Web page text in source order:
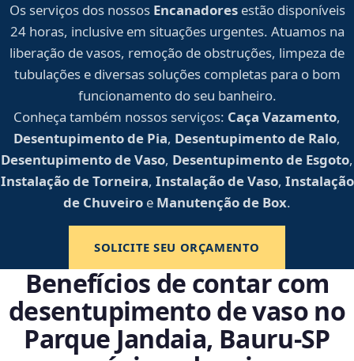
Os serviços dos nossos Encanadoresestão disponíveis
24 horas, inclusive em situações urgentes. Atuamos na
liberação de vasos, remoção de obstruções, limpeza de
tubulações e diversas soluções completas para o bom
funcionamento do seu banheiro.
Conheça também nossos serviços: Caça Vazamento,
Desentupimento de Pia, Desentupimento de Ralo,
Desentupimento de Vaso, Desentupimento de Esgoto,
Instalação de Torneira, Instalação de Vaso, Instalação
de Chuveiro e Manutenção de Box.
SOLICITE SEU ORÇAMENTO
Benefícios de contar com
desentupimento de vaso no
Parque Jandaia, Bauru‑SP